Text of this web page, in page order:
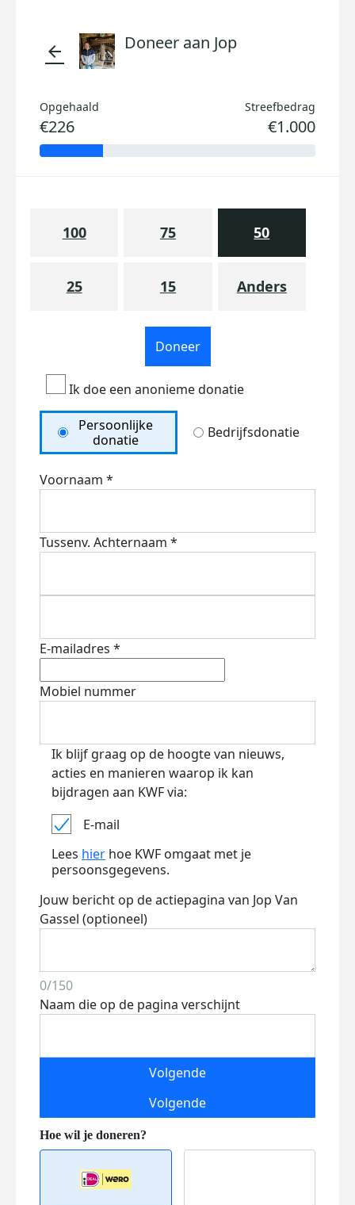
arrow_back Doneer aan Jop
Opgehaald
€226
Streefbedrag
€1.000
100 75 50
25 15 Anders
Doneer
Ik doe een anonieme donatie
Persoonlijke
donatie
Bedrijfsdonatie
Voornaam *
Tussenv. Achternaam *
E-mailadres *
Mobiel nummer
Ik blijf graag op de hoogte van nieuws,
acties en manieren waarop ik kan
bijdragen aan KWF via:
E-mail
Lees hier hoe KWF omgaat met je
persoonsgegevens.
Jouw bericht op de actiepagina van Jop Van
Gassel (optioneel)
0/150
Naam die op de pagina verschijnt
Volgende
Volgende